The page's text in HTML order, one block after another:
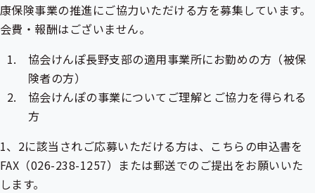
康保険事業の推進にご協力いただける方を募集しています。
会費・報酬はございません。
協会けんぽ長野支部の適用事業所にお勤めの方（被保
険者の方）
協会けんぽの事業についてご理解とご協力を得られる
方
1、2に該当されご応募いただける方は、こちらの申込書を
FAX（026-238-1257）または郵送でのご提出をお願いいた
します。